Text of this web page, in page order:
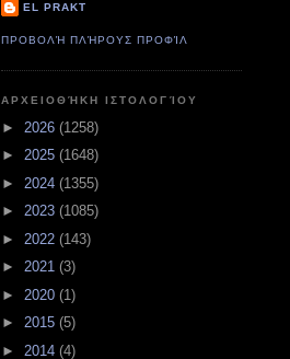
EL PRAKT
ΠΡΟΒΟΛΉ ΠΛΉΡΟΥΣ ΠΡΟΦΊΛ
ΑΡΧΕΙΟΘΉΚΗ ΙΣΤΟΛΟΓΊΟΥ
► 2026 (1258)
► 2025 (1648)
► 2024 (1355)
► 2023 (1085)
► 2022 (143)
► 2021 (3)
► 2020 (1)
► 2015 (5)
► 2014 (4)